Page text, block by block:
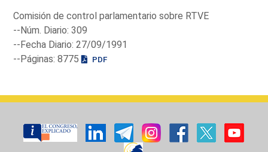
Comisión de control parlamentario sobre RTVE
--Núm. Diario: 309
--Fecha Diario: 27/09/1991
--Páginas: 8775
PDF